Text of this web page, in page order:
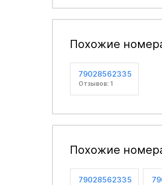
Похожие
79028562335
Отзывов: 1
Похожие
79028562335